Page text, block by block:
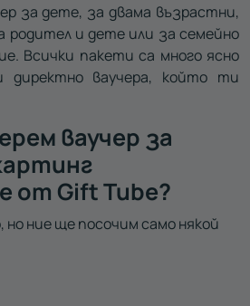
за дете, за двама възрастни,
родител и дете или за семейно
Всички пакети са много ясно
директно ваучера, който ти
ваучер за
от Gift Tube?
ние ще посочим само някой